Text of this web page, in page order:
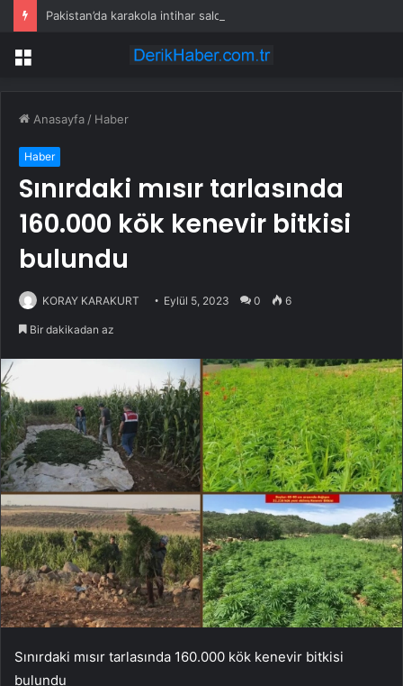
Pakistan’da karakola intihar saldırısı; 7 ölü, 15 yaralı
Menü
Anasayfa / Haber
Haber
Sınırdaki mısır tarlasında
160.000 kök kenevir bitkisi
bulundu
KORAY KARAKURT Eylül 5, 2023 0 6
Bir dakikadan az
Sınırdaki mısır tarlasında 160.000 kök kenevir bitkisi
bulundu